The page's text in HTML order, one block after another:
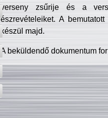
verseny zsűrije és a
észrevételeiket. A
készül majd.
A beküldendő dokumentum